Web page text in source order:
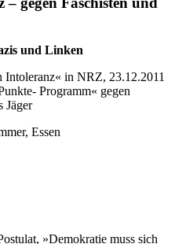
und Linken
Intoleranz« in NRZ, 23.12.2011
Programm« gegen
Jäger
Essen
»Demokratie muss sich